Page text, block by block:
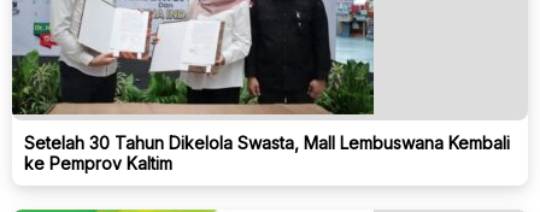
Setelah 30 Tahun Dikelola Swasta, Mall Lembuswana Kembali
ke Pemprov Kaltim